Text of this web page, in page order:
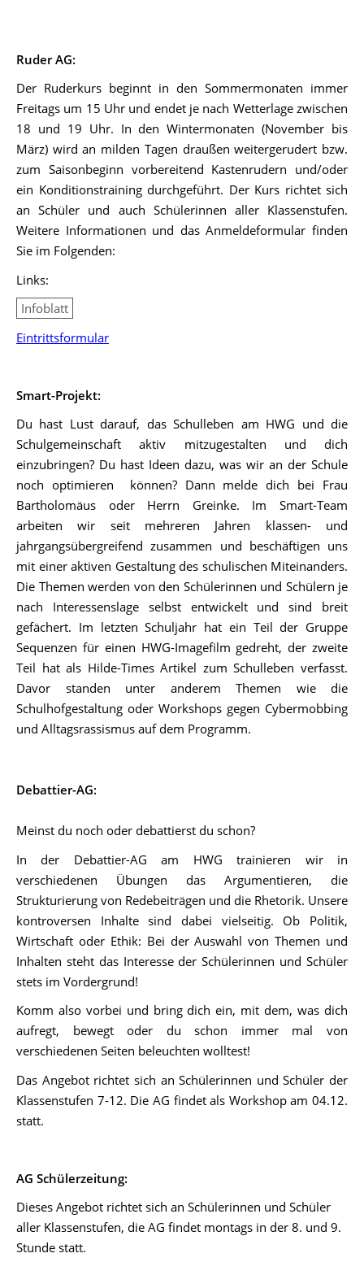
Ruder AG:
Der Ruderkurs beginnt in den Sommermonaten immer
Freitags um 15 Uhr und endet je nach Wetterlage zwischen
18 und 19 Uhr. In den Wintermonaten (November bis
März) wird an milden Tagen draußen weitergerudert bzw.
zum Saisonbeginn vorbereitend Kastenrudern und/oder
ein Konditionstraining durchgeführt. Der Kurs richtet sich
an Schüler und auch Schülerinnen aller Klassenstufen.
Weitere Informationen und das Anmeldeformular finden
Sie im Folgenden:
Links:
Infoblatt
Eintrittsformular
Smart-Projekt:
Du hast Lust darauf, das Schulleben am HWG und die
Schulgemeinschaft aktiv mitzugestalten und dich
einzubringen? Du hast Ideen dazu, was wir an der Schule
noch optimieren können? Dann melde dich bei Frau
Bartholomäus oder Herrn Greinke. Im Smart-Team
arbeiten wir seit mehreren Jahren klassen- und
jahrgangsübergreifend zusammen und beschäftigen uns
mit einer aktiven Gestaltung des schulischen Miteinanders.
Die Themen werden von den Schülerinnen und Schülern je
nach Interessenslage selbst entwickelt und sind breit
gefächert. Im letzten Schuljahr hat ein Teil der Gruppe
Sequenzen für einen HWG-Imagefilm gedreht, der zweite
Teil hat als Hilde-Times Artikel zum Schulleben verfasst.
Davor standen unter anderem Themen wie die
Schulhofgestaltung oder Workshops gegen Cybermobbing
und Alltagsrassismus auf dem Programm.
Debattier-AG:
Meinst du noch oder debattierst du schon?
In der Debattier-AG am HWG trainieren wir in
verschiedenen Übungen das Argumentieren, die
Strukturierung von Redebeiträgen und die Rhetorik. Unsere
kontroversen Inhalte sind dabei vielseitig. Ob Politik,
Wirtschaft oder Ethik: Bei der Auswahl von Themen und
Inhalten steht das Interesse der Schülerinnen und Schüler
stets im Vordergrund!
Komm also vorbei und bring dich ein, mit dem, was dich
aufregt, bewegt oder du schon immer mal von
verschiedenen Seiten beleuchten wolltest!
Das Angebot richtet sich an Schülerinnen und Schüler der
Klassenstufen 7-12. Die AG findet als Workshop am 04.12.
statt.
AG Schülerzeitung:
Dieses Angebot richtet sich an Schülerinnen und Schüler
aller Klassenstufen, die AG findet montags in der 8. und 9.
Stunde statt.